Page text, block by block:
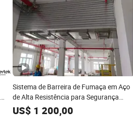
Sistema de Barreira de Fumaça em Aço
de Alta Resistência para Segurança
Contra Incêndios e Ventilação
US$ 1 200,00